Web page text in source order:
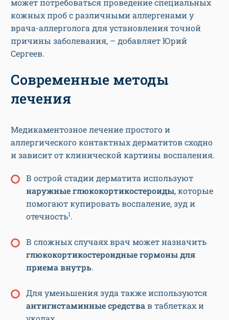
может потребоваться проведение специальных
кожных проб с различными аллергенами у
врача-аллерголога для установления точной
причины заболевания, – добавляет Юрий
Сергеев.
Современные методы
лечения
Медикаментозное лечение простого и
аллергического контактных дерматитов сходно
и зависит от клинической картины воспаления.
В острой стадии дерматита используют
наружныеглюкокортикостероиды, которые
помогают купировать воспаление, зуд и
отечность1.
В сложных случаях врач может назначить
глюкокортикостероидные гормоны для
приема внутрь.
Для уменьшения зуда также используются
антигистаминные средствав таблетках и